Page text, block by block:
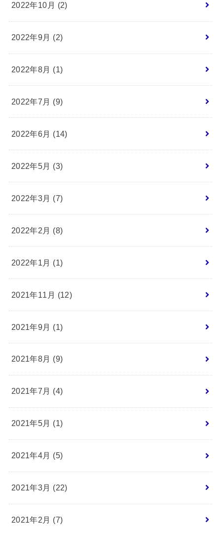
2022年10月 (2)
2022年9月 (2)
2022年8月 (1)
2022年7月 (9)
2022年6月 (14)
2022年5月 (3)
2022年3月 (7)
2022年2月 (8)
2022年1月 (1)
2021年11月 (12)
2021年9月 (1)
2021年8月 (9)
2021年7月 (4)
2021年5月 (1)
2021年4月 (5)
2021年3月 (22)
2021年2月 (7)